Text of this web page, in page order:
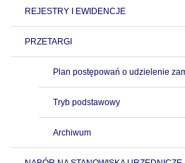
REJESTRY I EWIDENCJE
PRZETARGI
Plan postępowań o udzielenie
Tryb podstawowy
Archiwum